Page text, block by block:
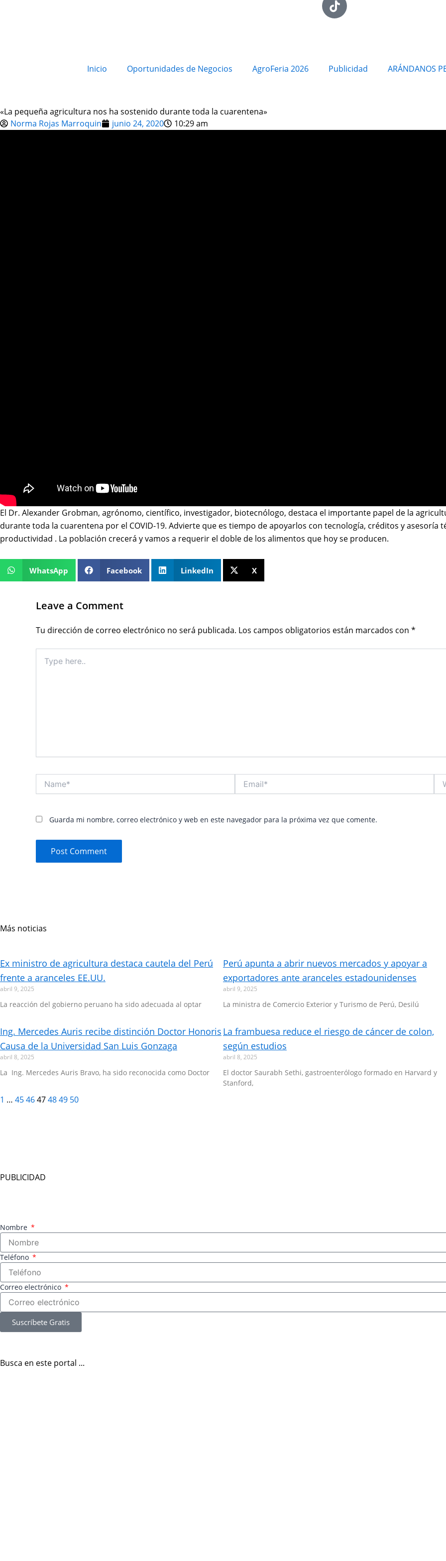
Inicio Oportunidades de Negocios AgroFeria 2026 Publicidad ARÁNDANOS
«La pequeña agricultura nos ha sostenido durante toda la cuarentena»
Norma Rojas Marroquin
junio 24, 2020 10:29 am
El Dr. Alexander Grobman, agrónomo, científico, investigador, biotecnólogo, destaca el importante papel de la
durante toda la cuarentena por el COVID-19. Advierte que es tiempo de apoyarlos con tecnología, créditos y
productividad . La población crecerá y vamos a requerir el doble de los alimentos que hoy se producen.
WhatsApp Facebook LinkedIn X
Leave a Comment
Tu dirección de correo electrónico no será publicada. Los campos obligatorios están marcados con *
here..
Guarda mi nombre, correo electrónico y web en este navegador para la próxima vez que comente.
Más noticias
Ex ministro de agricultura destaca cautela del Perú
frente a aranceles EE.UU.
abril 9, 2025
La reacción del gobierno peruano ha sido adecuada al optar
Perú apunta a abrir nuevos mercados y apoyar a
exportadores ante aranceles estadounidenses
abril 9, 2025
La ministra de Comercio Exterior y Turismo de Perú, Desilú
Ing. Mercedes Auris recibe distinción Doctor Honoris
Causa de la Universidad San Luis Gonzaga
abril 8, 2025
La Ing. Mercedes Auris Bravo, ha sido reconocida como Doctor
La frambuesa reduce el riesgo de cáncer de colon,
según estudios
abril 8, 2025
El doctor Saurabh Sethi, gastroenterólogo formado en Harvard y
Stanford,
1 … 4546474849 50
PUBLICIDAD
Nombre
Teléfono
Correo electrónico
Suscríbete Gratis
Busca en este portal ...